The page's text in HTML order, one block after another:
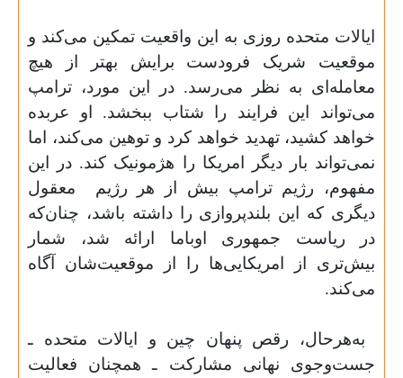
ایالات متحده روزی به این واقعیت تمکین می‌کند و
موقعیت شریک فرودست برایش بهتر از هیچ
معامله‌ای به نظر می‌رسد. در این مورد، ترامپ
می‌تواند این فرایند را شتاب ببخشد. او عربده
خواهد کشید، تهدید خواهد کرد و توهین می‌کند، اما
نمی‌تواند بار دیگر امریکا را هژمونیک کند. در این
مفهوم، رژیم ترامپ بیش از هر رژیم
معقول
دیگری که این بلندپروازی را داشته باشد، چنان‌که
در ریاست جمهوری اوباما ارائه شد، شمار
بیش‌تری از امریکایی‌ها را از موقعیت‌شان آگاه
می‌کند.
به‌هرحال، رقص پنهان چین و ایالات متحده ـ
جست‌وجوی نهانی مشارکت ـ همچنان فعالیت